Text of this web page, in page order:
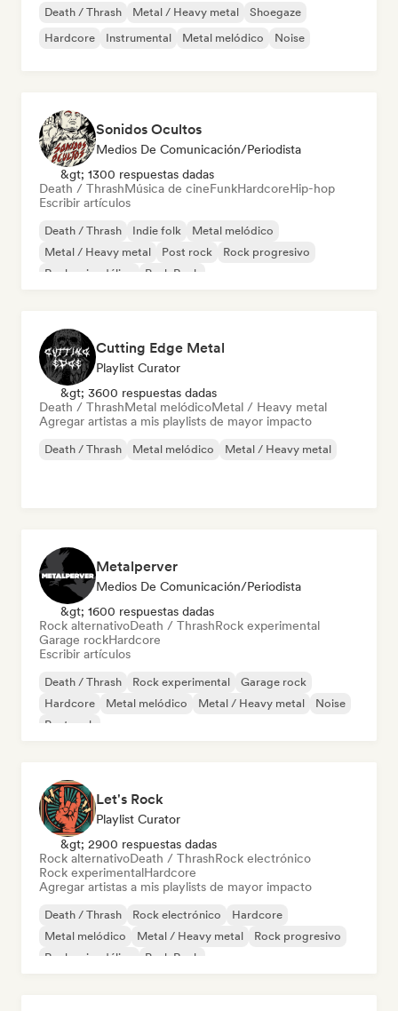
Death / Thrash Metal / Heavy metal
Shoegaze
Hardcore
Instrumental Metal melódico Noise
Sonidos Ocultos
Medios De Comunicación/Periodista
&gt; 1300 respuestas dadas
Death / ThrashMúsica de cineFunkHardcoreHip-hop
Escribir artículos
Death / Thrash Indie folk
Metal melódico
Metal / Heavy metal
Post rock
Rock progresivo
Rock psicodélico
Punk Rock
Cutting Edge Metal
Playlist Curator
&gt; 3600 respuestas dadas
Death / ThrashMetal melódicoMetal / Heavy metal
Agregar artistas a mis playlists de mayor impacto
Death / Thrash Metal melódico Metal / Heavy metal
Metalperver
Medios De Comunicación/Periodista
&gt; 1600 respuestas dadas
Rock alternativoDeath / ThrashRock experimental
Garage rockHardcore
Escribir artículos
Death / Thrash Rock experimental
Garage rock
Hardcore
Metal melódico Metal / Heavy metal
Noise
Post rock
Let's Rock
Playlist Curator
&gt; 2900 respuestas dadas
Rock alternativoDeath / ThrashRock electrónico
Rock experimentalHardcore
Agregar artistas a mis playlists de mayor impacto
Death / Thrash Rock electrónico
Hardcore
Metal melódico
Metal / Heavy metal
Rock progresivo
Rock psicodélico
Punk Rock